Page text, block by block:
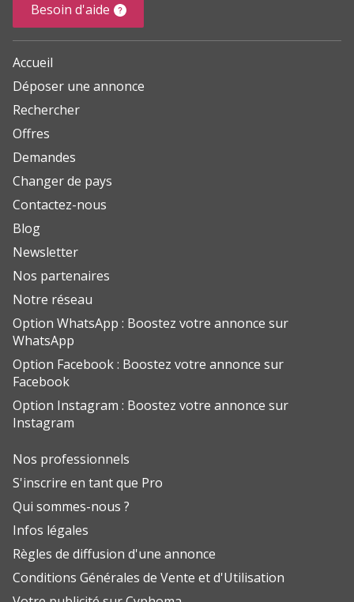
Besoin d'aide
Accueil
Déposer une annonce
Rechercher
Offres
Demandes
Changer de pays
Contactez-nous
Blog
Newsletter
Nos partenaires
Notre réseau
Option WhatsApp : Boostez votre annonce sur
WhatsApp
Option Facebook : Boostez votre annonce sur
Facebook
Option Instagram : Boostez votre annonce sur
Instagram
Nos professionnels
S'inscrire en tant que Pro
Qui sommes-nous ?
Infos légales
Règles de diffusion d'une annonce
Conditions Générales de Vente et d'Utilisation